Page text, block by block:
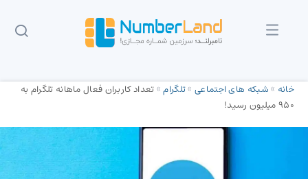
خانه »شبکه های اجتماعی»تلگرام»تعداد کاربران فعال ماهانه تلگرام به
950 میلیون رسید!